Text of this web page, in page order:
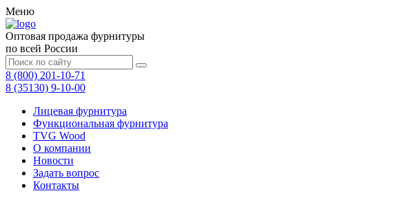
Меню
Оптовая продажа фурнитуры
по всей России
8 (800) 201-10-71
8 (35130) 9-10-00
Лицевая фурнитура
Функциональная фурнитура
TVG Wood
О компании
Новости
Задать вопрос
Контакты